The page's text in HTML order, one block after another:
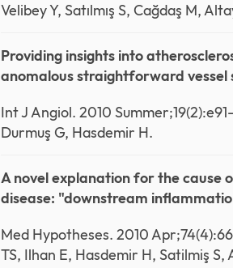
Velibey Y, Satılmış S, Cağdaş M,
Providing insights into
anomalous straightforward
Int J Angiol. 2010
Durmuş G, Hasdemir H.
A novel explanation for the
disease: "downstream
Med Hypotheses. 2010
TS, Ilhan E, Hasdemir H, Satilmiş S,